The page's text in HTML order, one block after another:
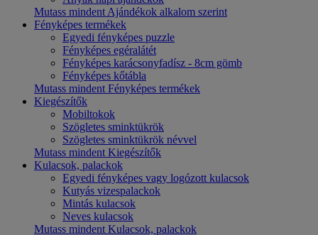
Mutass mindent Ajándékok alkalom szerint
Fényképes termékek
Egyedi fényképes puzzle
Fényképes egéralátét
Fényképes karácsonyfadísz - 8cm gömb
Fényképes kőtábla
Mutass mindent Fényképes termékek
Kiegészítők
Mobiltokok
Szögletes sminktükrök
Szögletes sminktükrök névvel
Mutass mindent Kiegészítők
Kulacsok, palackok
Egyedi fényképes vagy logózott kulacsok
Kutyás vizespalackok
Mintás kulacsok
Neves kulacsok
Mutass mindent Kulacsok, palackok